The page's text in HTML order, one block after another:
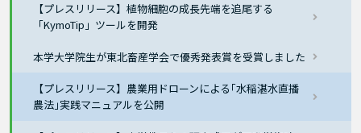
【プレスリリース】植物細胞の成長先端を追尾する
「KymoTip」ツールを開発
本学大学院生が東北畜産学会で優秀発表賞を受賞しました
【プレスリリース】農業用ドローンによる｢水稲湛水直播
農法｣実践マニュアルを公開